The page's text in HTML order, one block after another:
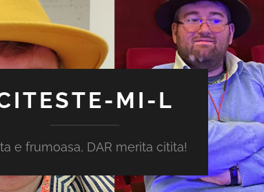
MI-L
e frumoasa, DAR merita citita!